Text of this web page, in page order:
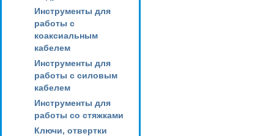
Инструменты для
работы с
коаксиальным
кабелем
Инструменты для
работы с силовым
кабелем
Инструменты для
работы со стяжками
Ключи, отвертки